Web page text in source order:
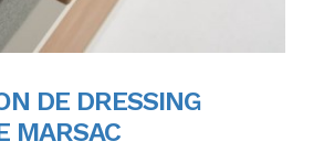
DE DRESSING
MARSAC